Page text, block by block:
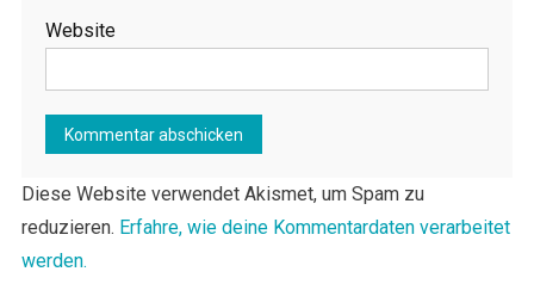
Website
Diese Website verwendet Akismet, um Spam zu
reduzieren. Erfahre, wie deine Kommentardaten verarbeitet
werden.